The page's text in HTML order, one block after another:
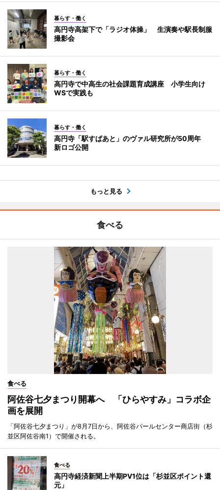
暮らす・働く
高円寺高架下で「ラジオ体操」 生演奏や駅長制服
撮影会
暮らす・働く
高円寺で中高生の社会課題育成講座 小学生向け
WSで実践も
暮らす・働く
高円寺「駅すぱあと」のヴァル研究所が50周年
新ロゴ公開
もっと見る
食べる
食べる
阿佐谷七夕まつり開幕へ 「ひらやすみ」コラボ企
画を展開
「阿佐谷七夕まつり」が8月7日から、阿佐谷パールセンター商店街（杉
並区阿佐谷南1）で開催される。
食べる
高円寺経済新聞上半期PV1位は「杉並区ポイント還
元」